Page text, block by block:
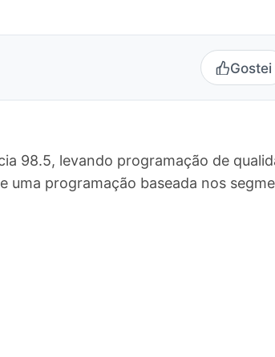
Gostei
98.5, levando programação de
programação baseada nos